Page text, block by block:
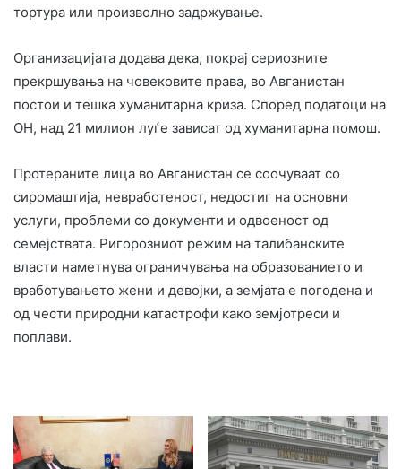
тортура или произволно задржување.
Организацијата додава дека, покрај сериозните
прекршувања на човековите права, во Авганистан
постои и тешка хуманитарна криза. Според податоци на
ОН, над 21 милион луѓе зависат од хуманитарна помош.
Протераните лица во Авганистан се соочуваат со
сиромаштија, невработеност, недостиг на основни
услуги, проблеми со документи и одвоеност од
семејствата. Ригорозниот режим на талибанските
власти наметнува ограничувања на образованието и
вработувањето жени и девојки, а земјата е погодена и
од чести природни катастрофи како земјотреси и
поплави.